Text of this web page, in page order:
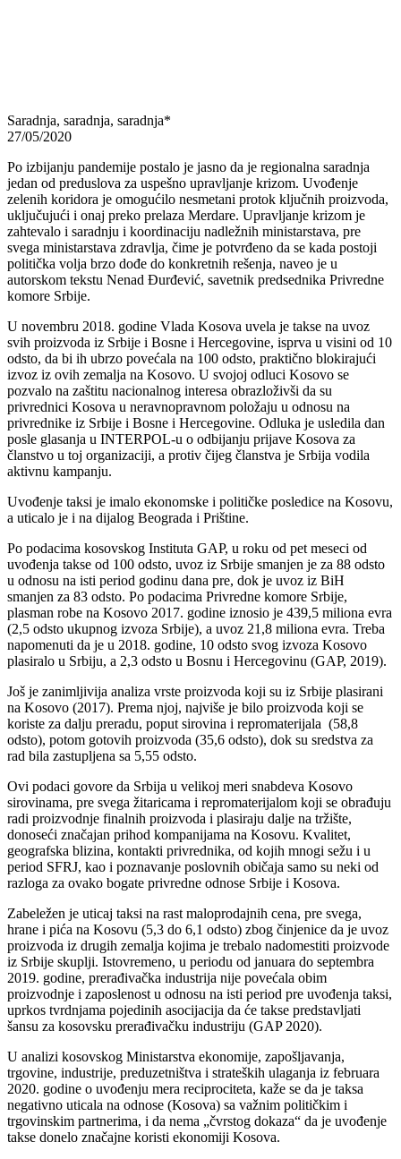
Saradnja, saradnja, saradnja*
27/05/2020
Po izbijanju pandemije postalo je jasno da je regionalna saradnja
jedan od preduslova za uspešno upravljanje krizom. Uvođenje
zelenih koridora je omogućilo nesmetani protok ključnih proizvoda,
uključujući i onaj preko prelaza Merdare. Upravljanje krizom je
zahtevalo i saradnju i koordinaciju nadležnih ministarstava, pre
svega ministarstava zdravlja, čime je potvrđeno da se kada postoji
politička volja brzo dođe do konkretnih rešenja, naveo je u
autorskom tekstu Nenad Đurđević, savetnik predsednika Privredne
komore Srbije.
U novembru 2018. godine Vlada Kosova uvela je takse na uvoz
svih proizvoda iz Srbije i Bosne i Hercegovine, isprva u visini od 10
odsto, da bi ih ubrzo povećala na 100 odsto, praktično blokirajući
izvoz iz ovih zemalja na Kosovo. U svojoj odluci Kosovo se
pozvalo na zaštitu nacionalnog interesa obrazloživši da su
privrednici Kosova u neravnopravnom položaju u odnosu na
privrednike iz Srbije i Bosne i Hercegovine. Odluka je usledila dan
posle glasanja u INTERPOL-u o odbijanju prijave Kosova za
članstvo u toj organizaciji, a protiv čijeg članstva je Srbija vodila
aktivnu kampanju.
Uvođenje taksi je imalo ekonomske i političke posledice na Kosovu,
a uticalo je i na dijalog Beograda i Prištine.
Po podacima kosovskog Instituta GAP, u roku od pet meseci od
uvođenja takse od 100 odsto, uvoz iz Srbije smanjen je za 88 odsto
u odnosu na isti period godinu dana pre, dok je uvoz iz BiH
smanjen za 83 odsto. Po podacima Privredne komore Srbije,
plasman robe na Kosovo 2017. godine iznosio je 439,5 miliona evra
(2,5 odsto ukupnog izvoza Srbije), a uvoz 21,8 miliona evra. Treba
napomenuti da je u 2018. godine, 10 odsto svog izvoza Kosovo
plasiralo u Srbiju, a 2,3 odsto u Bosnu i Hercegovinu (GAP, 2019).
Još je zanimljivija analiza vrste proizvoda koji su iz Srbije plasirani
na Kosovo (2017). Prema njoj, najviše je bilo proizvoda koji se
koriste za dalјu preradu, poput sirovina i repromaterijala (58,8
odsto), potom gotovih proizvoda (35,6 odsto), dok su sredstva za
rad bila zastupljena sa 5,55 odsto.
Ovi podaci govore da Srbija u velikoj meri snabdeva Kosovo
sirovinama, pre svega žitaricama i repromaterijalom koji se obrađuju
radi proizvodnje finalnih proizvoda i plasiraju dalje na tržište,
donoseći značajan prihod kompanijama na Kosovu. Kvalitet,
geografska blizina, kontakti privrednika, od kojih mnogi sežu i u
period SFRJ, kao i poznavanje poslovnih običaja samo su neki od
razloga za ovako bogate privredne odnose Srbije i Kosova.
Zabeležen je uticaj taksi na rast maloprodajnih cena, pre svega,
hrane i pića na Kosovu (5,3 do 6,1 odsto) zbog činjenice da je uvoz
proizvoda iz drugih zemalja kojima je trebalo nadomestiti proizvode
iz Srbije skuplji. Istovremeno, u periodu od januara do septembra
2019. godine, prerađivačka industrija nije povećala obim
proizvodnje i zaposlenost u odnosu na isti period pre uvođenja taksi,
uprkos tvrdnjama pojedinih asocijacija da će takse predstavljati
šansu za kosovsku prerađivačku industriju (GAP 2020).
U analizi kosovskog Ministarstva ekonomije, zapošljavanja,
trgovine, industrije, preduzetništva i strateških ulaganja iz februara
2020. godine o uvođenju mera reciprociteta, kaže se da je taksa
negativno uticala na odnose (Kosova) sa važnim političkim i
trgovinskim partnerima, i da nema „čvrstog dokaza“ da je uvođenje
takse donelo značajne koristi ekonomiji Kosova.